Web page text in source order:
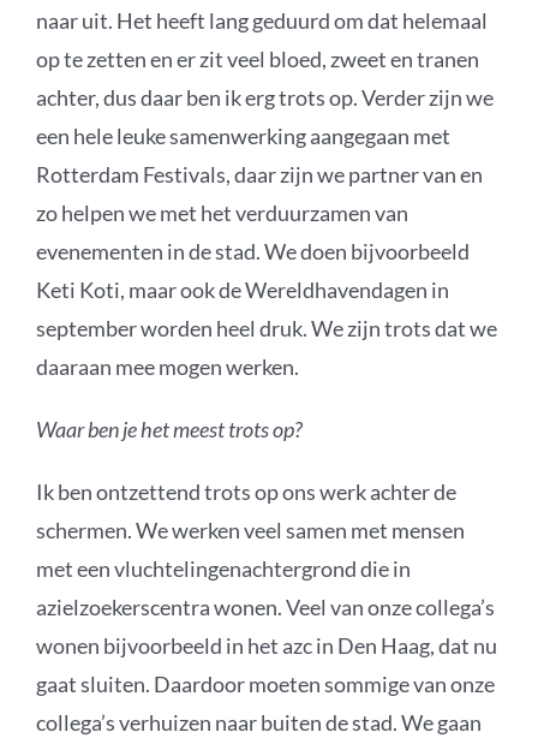
naar uit. Het heeft lang geduurd om dat helemaal
op te zetten en er zit veel bloed, zweet en tranen
achter, dus daar ben ik erg trots op. Verder zijn we
een hele leuke samenwerking aangegaan met
Rotterdam Festivals, daar zijn we partner van en
zo helpen we met het verduurzamen van
evenementen in de stad. We doen bijvoorbeeld
Keti Koti, maar ook de Wereldhavendagen in
september worden heel druk. We zijn trots dat we
daaraan mee mogen werken.
Waar ben je het meest trots op?
Ik ben ontzettend trots op ons werk achter de
schermen. We werken veel samen met mensen
met een vluchtelingenachtergrond die in
azielzoekerscentra wonen. Veel van onze collega’s
wonen bijvoorbeeld in het azc in Den Haag, dat nu
gaat sluiten. Daardoor moeten sommige van onze
collega’s verhuizen naar buiten de stad. We gaan